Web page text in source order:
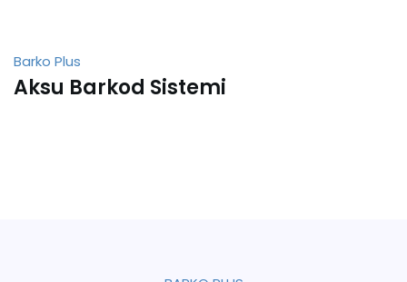
Barko Plus
Aksu Barkod Sistemi